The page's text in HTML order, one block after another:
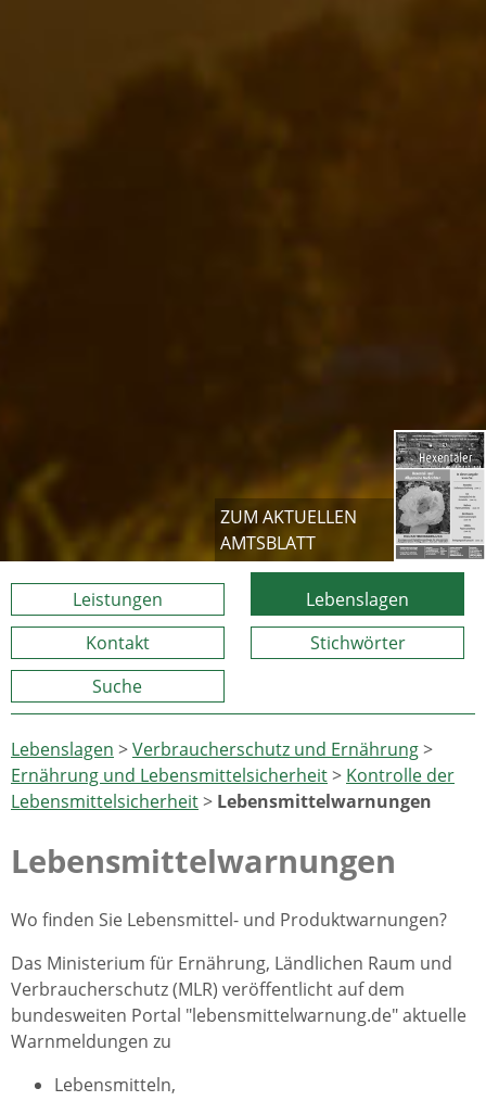
ZUM AKTUELLEN
AMTSBLATT
Leistungen
Lebenslagen
Kontakt
Stichwörter
Suche
Lebenslagen >Verbraucherschutz und Ernährung>
Ernährung und Lebensmittelsicherheit> Kontrolle der
Lebensmittelsicherheit> Lebensmittelwarnungen
Lebensmittelwarnungen
Wo finden Sie Lebensmittel- und Produktwarnungen?
Das Ministerium für Ernährung, Ländlichen Raum und
Verbraucherschutz (MLR) veröffentlicht auf dem
bundesweiten Portal "lebensmittelwarnung.de" aktuelle
Warnmeldungen zu
Lebensmitteln,